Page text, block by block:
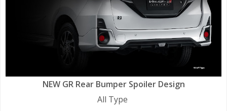
NEW GR Rear Bumper Spoiler Design
All Type